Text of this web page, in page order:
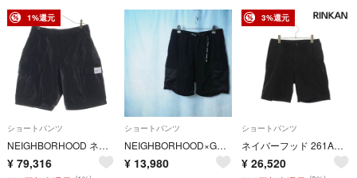
1%還元
ショートパンツ
NEIGHBORHOOD ネイバーフッド 26SS LEATHER CARGO SHORT PANTS レザー カーゴショートパンツ ハーフパンツ ショーツ ブラック 261SZNH-PTM01
¥ 79,316
ショートパンツ
NEIGHBORHOOD×GRAMICCI｜20SS Solid/C-ST（S）
¥ 13,980
3%還元
ショートパンツ
ネイバーフッド 261AQNH-PTM06 CLASSIC CHINO SHORT PANTS クラシックチノショーツハーフパンツ メンズ S
¥ 26,520